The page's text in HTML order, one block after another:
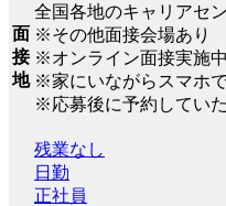
面
接
地
全国各地のキャリアセ
※その他面接会場あり
※オンライン面接実施中
※家にいながらスマホ
※応募後に予約していた
残業なし
日勤
正社員